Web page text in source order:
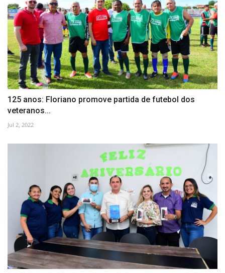
125 anos: Floriano promove partida de futebol dos
veteranos...
Jul 2, 2022